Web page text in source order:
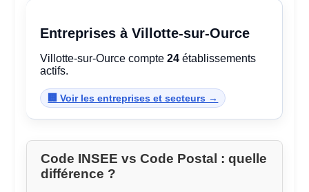
Entreprises à Villotte-sur-Ource
Villotte-sur-Ource compte24 établissements
actifs.
🏢 Voir les entreprises et secteurs →
Code INSEE vs Code Postal : quelle
différence ?